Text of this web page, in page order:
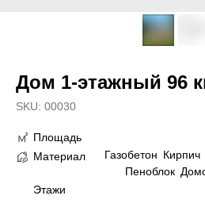
Дом 1-этажный 96
SKU: 00030
Площадь
Материал
Газобетон Кирпич
Пеноблок
Этажи